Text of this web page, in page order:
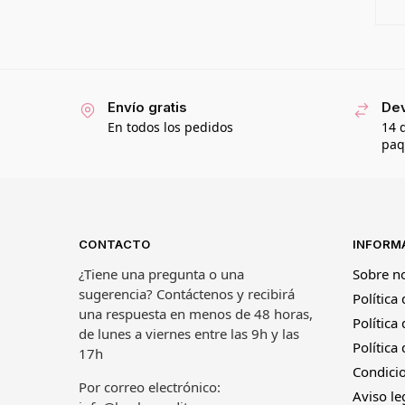
Envío gratis
En todos los pedidos
14
CONTACTO
¿Tiene una pregunta o una
sugerencia? Contáctenos y recibirá
una respuesta en menos de 48 horas,
de lunes a viernes entre las 9h y las
17h
Por correo electrónico:
Sobre
Política
Política
Política
Aviso